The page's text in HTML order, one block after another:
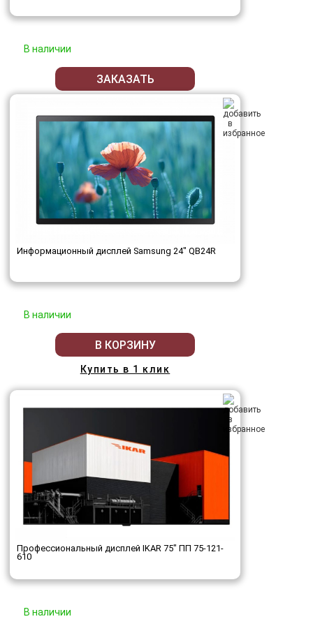
В наличии
ЗАКАЗАТЬ
Информационный дисплей Samsung 24" QB24R
В наличии
В КОРЗИНУ
Купить в 1 клик
Профессиональный дисплей IKAR 75" ПП 75-121-
610
В наличии